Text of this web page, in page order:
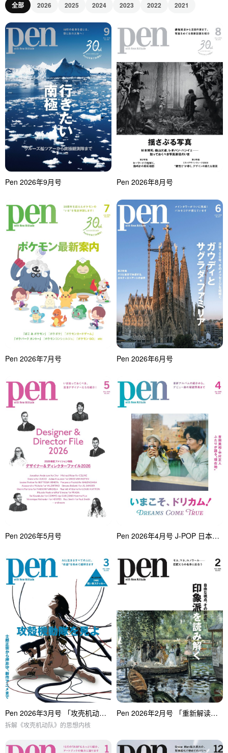
全部 2026 2025 2024 2023 2022 2021
Pen 2026年9月号 Pen 2026年8月号
Pen 2026年7月号 Pen 2026年6月号
Pen 2026年5月号 Pen 2026年4月号 J-POP 日本流行特集
Pen 2026年3月号 「攻壳机动队」特集
拆解《攻壳机动队》的思想内核
Pen 2026年2月号 「重新解读印象派」特集